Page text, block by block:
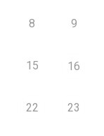
8 9
15 16
22 23